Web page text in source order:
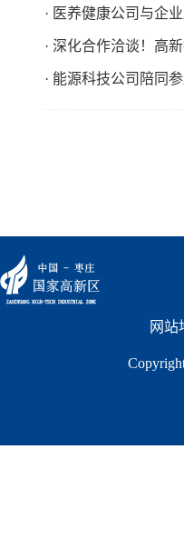
· 医养健康公司与企
· 深化合作洽谈！高
· 能源科技公司陪同
网站